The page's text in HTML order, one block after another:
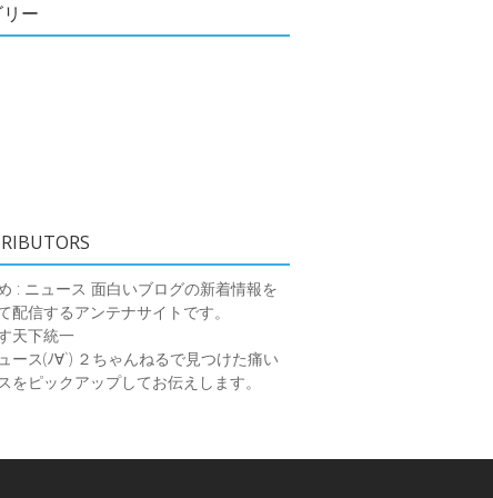
ー
: ニュース 面白いブログの新着情報を
配信するアンテナサイトです。
天下統一
ース(ﾉ∀`) ２ちゃんねるで見つけた痛い
をピックアップしてお伝えします。